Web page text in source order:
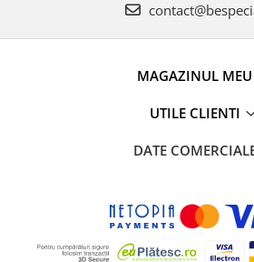
MAGAZINUL MEU
UTILE CLIENTI
DATE